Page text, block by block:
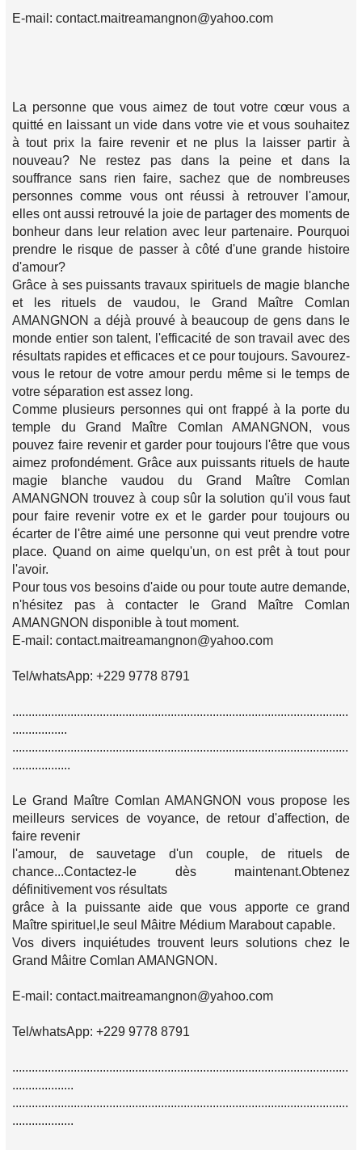
E-mail: contact.maitreamangnon@yahoo.com
La personne que vous aimez de tout votre cœur vous a
quitté en laissant un vide dans votre vie et vous souhaitez
à tout prix la faire revenir et ne plus la laisser partir à
nouveau? Ne restez pas dans la peine et dans la
souffrance sans rien faire, sachez que de nombreuses
personnes comme vous ont réussi à retrouver l'amour,
elles ont aussi retrouvé la joie de partager des moments de
bonheur dans leur relation avec leur partenaire. Pourquoi
prendre le risque de passer à côté d'une grande histoire
d'amour?
Grâce à ses puissants travaux spirituels de magie blanche
et les rituels de vaudou, le Grand Maître Comlan
AMANGNON a déjà prouvé à beaucoup de gens dans le
monde entier son talent, l'efficacité de son travail avec des
résultats rapides et efficaces et ce pour toujours. Savourez-
vous le retour de votre amour perdu même si le temps de
votre séparation est assez long.
Comme plusieurs personnes qui ont frappé à la porte du
temple du Grand Maître Comlan AMANGNON, vous
pouvez faire revenir et garder pour toujours l'être que vous
aimez profondément. Grâce aux puissants rituels de haute
magie blanche vaudou du Grand Maître Comlan
AMANGNON trouvez à coup sûr la solution qu'il vous faut
pour faire revenir votre ex et le garder pour toujours ou
écarter de l'être aimé une personne qui veut prendre votre
place. Quand on aime quelqu'un, on est prêt à tout pour
l'avoir.
Pour tous vos besoins d'aide ou pour toute autre demande,
n'hésitez pas à contacter le Grand Maître Comlan
AMANGNON disponible à tout moment.
E-mail: contact.maitreamangnon@yahoo.com
Tel/whatsApp: +229 9778 8791
........................................................................................................
.................
........................................................................................................
..................
Le Grand Maître Comlan AMANGNON vous propose les
meilleurs services de voyance, de retour d'affection, de
faire revenir
l'amour, de sauvetage d'un couple, de rituels de
chance...Contactez-le dès maintenant.Obtenez
définitivement vos résultats
grâce à la puissante aide que vous apporte ce grand
Maître spirituel,le seul Mâitre Médium Marabout capable.
Vos divers inquiétudes trouvent leurs solutions chez le
Grand Mâitre Comlan AMANGNON.
E-mail: contact.maitreamangnon@yahoo.com
Tel/whatsApp: +229 9778 8791
........................................................................................................
...................
........................................................................................................
...................